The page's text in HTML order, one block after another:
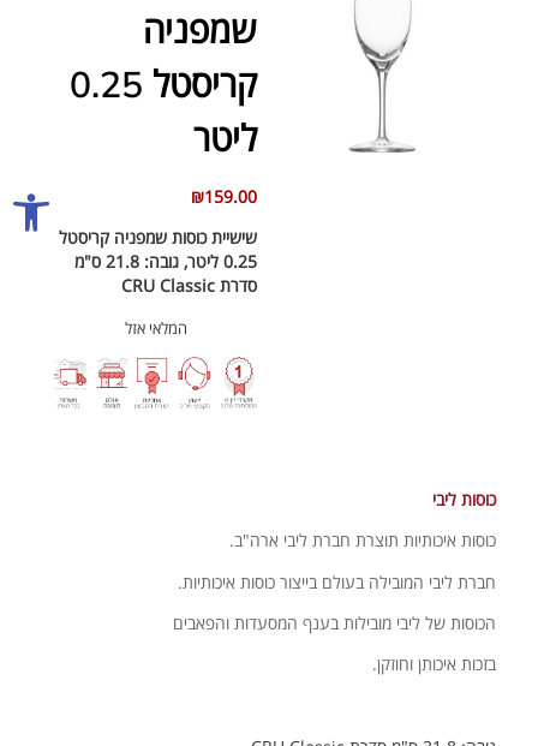
שמפניה
קריסטל 0.25
ליטר
₪159.00
שישיית כוסות שמפניה קריסטל
0.25 ליטר, גובה: 21.8 ס"מ
סדרת CRU Classic
המלאי אזל
כוסות ליבי
כוסות איכותיות תוצרת חברת ליבי ארה"ב.
חברת ליבי המובילה בעולם בייצור כוסות איכותיות.
הכוסות של ליבי מובילות בענף המסעדות והפאבים
בזכות איכותן וחוזקן.
פתח